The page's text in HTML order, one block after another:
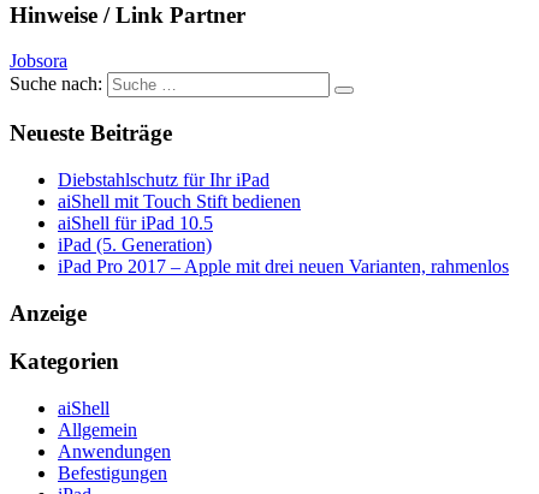
Hinweise / Link Partner
Jobsora
Suche nach:
Neueste Beiträge
Diebstahlschutz für Ihr iPad
aiShell mit Touch Stift bedienen
aiShell für iPad 10.5
iPad (5. Generation)
iPad Pro 2017 – Apple mit drei neuen Varianten, rahmenlos
Anzeige
Kategorien
aiShell
Allgemein
Anwendungen
Befestigungen